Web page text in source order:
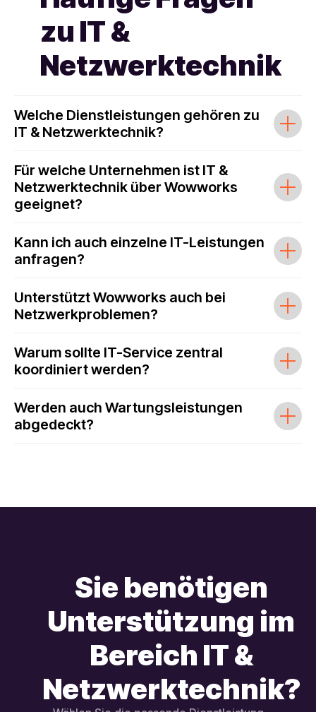
zu IT &
Netzwerktechnik
Welche Dienstleistungen gehören zu
IT & Netzwerktechnik?
Für welche Unternehmen ist IT &
Netzwerktechnik über Wowworks
geeignet?
Kann ich auch einzelne IT-Leistungen
anfragen?
Unterstützt Wowworks auch bei
Netzwerkproblemen?
Warum sollte IT-Service zentral
koordiniert werden?
Werden auch Wartungsleistungen
abgedeckt?
Sie benötigen
Unterstützung im
Bereich IT &
Netzwerktechnik?